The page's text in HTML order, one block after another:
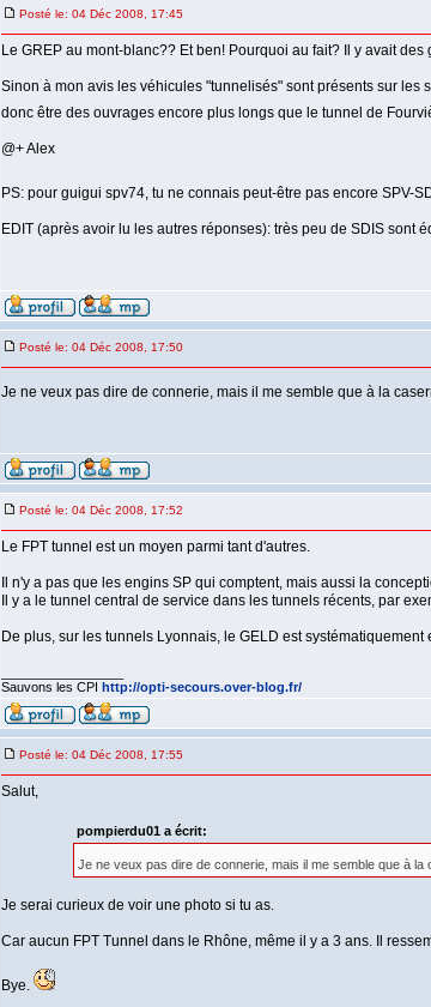
Posté le: 04 Déc 2008, 17:45
Le GREP au mont-blanc?? Et ben! Pourquoi au fait? Il y avait
Sinon à mon avis les véhicules "tunnelisés" sont présents sur
donc être des ouvrages encore plus longs que le tunnel de
@+ Alex
PS: pour guigui spv74, tu ne connais peut-être pas encore SPV-
EDIT (après avoir lu les autres réponses): très peu de SDIS sont
Posté le: 04 Déc 2008, 17:50
Je ne veux pas dire de connerie, mais il me semble que à la
Posté le: 04 Déc 2008, 17:52
Le FPT tunnel est un moyen parmi tant d'autres.
Il n'y a pas que les engins SP qui comptent, mais aussi la
Il y a le tunnel central de service dans les tunnels récents, par
De plus, sur les tunnels Lyonnais, le GELD est
Sauvons les CPI http://opti-secours.over-blog.fr/
Posté le: 04 Déc 2008, 17:55
Salut,
pompierdu01 a écrit:
Je ne veux pas dire de connerie, mais il me semble que à
Je serai curieux de voir une photo si tu as.
Car aucun FPT Tunnel dans le Rhône, même il y a 3 ans. Il
Bye.